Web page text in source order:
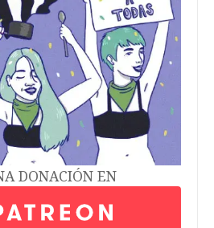
DONACIÓN EN